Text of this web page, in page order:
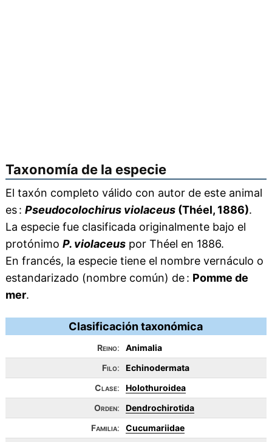
Taxonomía de la especie
El taxón completo válido con autor de este animal
es : Pseudocolochirus violaceus(Théel, 1886).
La especie fue clasificada originalmente bajo el
protónimo P. violaceuspor Théel en 1886.
En francés, la especie tiene el nombre vernáculo o
estandarizado (nombre común) de : Pomme de
mer.
Clasificación taxonómica
Reino:
Animalia
Filo:
Echinodermata
Clase:
Holothuroidea
Orden:
Dendrochirotida
Familia:
Cucumariidae